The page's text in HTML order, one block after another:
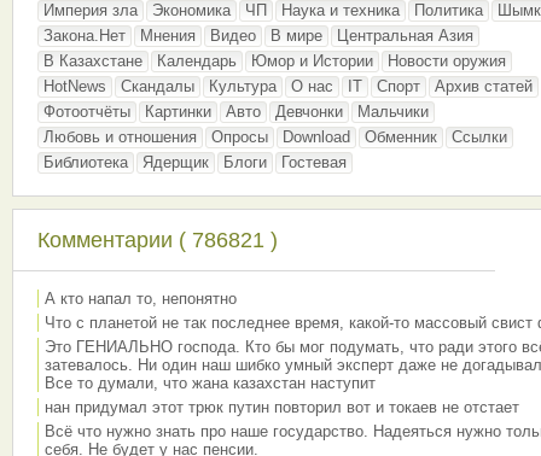
Империя зла Экономика ЧП Наука и техника Политика
Закона.Нет
Мнения Видео В мире
Центральная Азия
В Казахстане
Календарь Юмор и Истории
Новости оружия
HotNews
Скандалы Культура О нас IT Спорт
Архив статей
Фотоотчёты
Картинки Авто Девчонки
Мальчики
Любовь и отношения
Опросы Download Обменник
Ссылки
Библиотека
Ядерщик Блоги Гостевая
Комментарии ( 786821 )
А кто напал то, непонятно
Что с планетой не так последнее время, какой-то массовый свист
Это ГЕНИАЛЬНО господа. Кто бы мог подумать, что ради этого
затевалось. Ни один наш шибко умный эксперт даже не
Все то думали, что жана казахстан наступит
нан придумал этот трюк путин повторил вот и токаев не отстает
Всё что нужно знать про наше государство. Надеяться нужно
себя. Не будет у нас пенсии.